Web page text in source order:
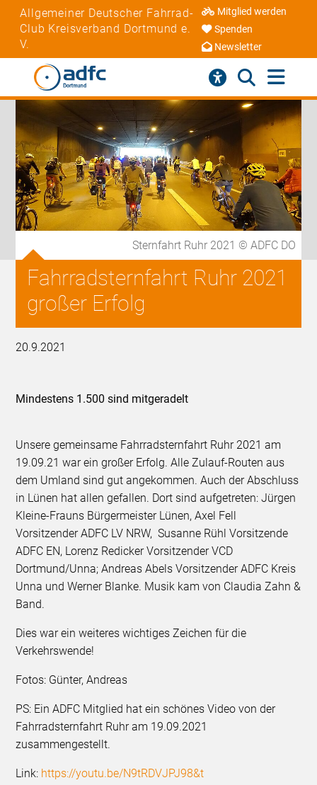
Allgemeiner Deutscher Fahrrad-
Club Kreisverband Dortmund e.
V.
Mitglied werden
Spenden
Newsletter
Sternfahrt Ruhr 2021 © ADFC DO
Fahrradsternfahrt Ruhr 2021
großer Erfolg
20.9.2021
Mindestens 1.500 sind mitgeradelt
Unsere gemeinsame Fahrradsternfahrt Ruhr 2021 am
19.09.21 war ein großer Erfolg. Alle Zulauf-Routen aus
dem Umland sind gut angekommen. Auch der Abschluss
in Lünen hat allen gefallen. Dort sind aufgetreten: Jürgen
Kleine-Frauns Bürgermeister Lünen, Axel Fell
Vorsitzender ADFC LV NRW, Susanne Rühl Vorsitzende
ADFC EN, Lorenz Redicker Vorsitzender VCD
Dortmund/Unna; Andreas Abels Vorsitzender ADFC Kreis
Unna und Werner Blanke. Musik kam von Claudia Zahn &
Band.
Dies war ein weiteres wichtiges Zeichen für die
Verkehrswende!
Fotos: Günter, Andreas
PS: Ein ADFC Mitglied hat ein schönes Video von der
Fahrradsternfahrt Ruhr am 19.09.2021
zusammengestellt.
Link: https://youtu.be/N9tRDVJPJ98&t